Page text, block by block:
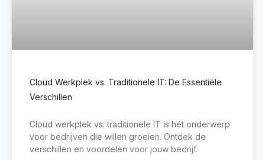
Cloud Werkplek vs. Traditionele IT: De Essentiële
Verschillen
Cloud werkplek vs. traditionele IT is hét onderwerp
voor bedrijven die willen groeien. Ontdek de
verschillen en voordelen voor jouw bedrijf.